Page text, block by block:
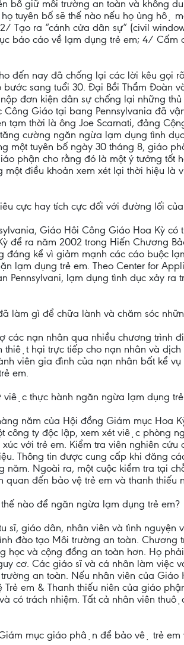
bố giữ môi trường an toàn và không
tuyên bố sẽ thế nào nếu họ ủng hộ
Tạo ra “cánh cửa dân sự” (civil
báo cáo về lạm dụng trẻ em; 4/ Cấm
đến nay đã chống lại các lời kêu gọi
sang tuổi 30. Đại Bồi Thẩm Đoàn
đơn kiện dân sự chống lại những
Giáo tại bang Pennsylvania đã
tạm thời là ông Joe Scarnati, đảng
cường ngăn ngừa lạm dụng tình
một tuyên bố ngày 30 tháng 8, giáo
phận cho rằng đó là một ý tưởng
điều khoản xem xét lại thời hiệu là
cực hay tích cực đối với đường lối
Giáo Hôi Công Giáo Hoa Kỳ
ra năm 2002 trong Hiến Chương
đáng kể vì giảm mạnh các cáo buộc
lạm dụng trẻ em. Theo Center for
Pennsylvani, lạm dụng tình dục xảy
làm gì để chữa lành và chăm sóc
nạn nhân qua nhiều chương trình
thiệt hại trực tiếp cho nạn nhân và
viên gia đình của nạn nhân bất kể
em.
thực hành ngăn ngừa lạm dụng
năm của Hội đồng Giám mục Hoa
công ty độc lập, xem xét việc phòng
với trẻ em. Kiểm tra viên nghiên
Thông tin được cung cấp khi đăng
năm. Ngoài ra, một cuộc kiểm tra tại
đến bảo vệ trẻ em và thanh thiếu
nào để ngăn ngừa lạm dụng trẻ em?
sĩ, giáo dân, nhân viên và tình
đào tạo Môi trường an toàn.
học và cộng đồng an toàn hơn. Họ
cơ. Các giáo sĩ và cá nhân làm việc
an toàn. Nếu nhân viên của
em & Thanh thiếu niên của giáo
có trách nhiệm. Tất cả nhân viên
mục giáo phận để bảo vệ trẻ em